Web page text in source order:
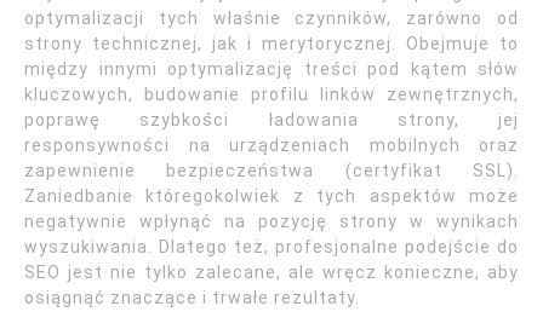
optymalizacji tych właśnie czynników, zarówno od
strony technicznej, jak i merytorycznej. Obejmuje to
między innymi optymalizację treści pod kątem słów
kluczowych, budowanie profilu linków zewnętrznych,
poprawę szybkości ładowania strony, jej
responsywności na urządzeniach mobilnych oraz
zapewnienie bezpieczeństwa (certyfikat SSL).
Zaniedbanie któregokolwiek z tych aspektów może
negatywnie wpłynąć na pozycję strony w wynikach
wyszukiwania. Dlatego też, profesjonalne podejście do
SEO jest nie tylko zalecane, ale wręcz konieczne, aby
osiągnąć znaczące i trwałe rezultaty.